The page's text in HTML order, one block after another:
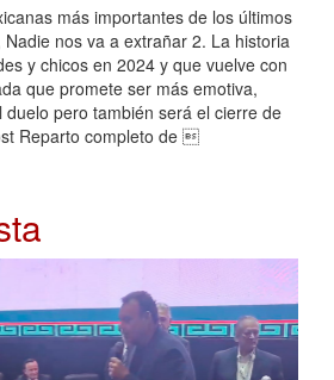
más importantes de los últimos
nos va a extrañar 2. La historia
y chicos en 2024 y que vuelve con
que promete ser más emotiva,
pero también será el cierre de
Reparto completo de 